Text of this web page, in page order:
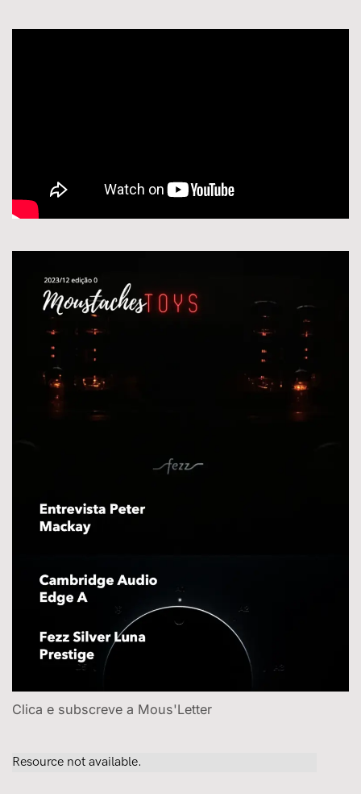
Clica e subscreve a Mous'Letter